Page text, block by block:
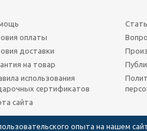
оплаты
доставки
на товар
использования
сертификатов
сайта
опыта на нашем